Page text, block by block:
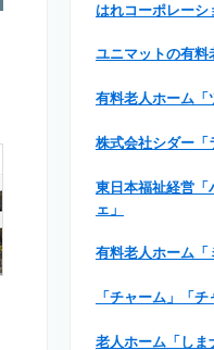
はれコーポレーシ
ユニマットの有料
有料老人ホーム「
株式会社シダー「
東日本福祉経営「
ェ」
有料老人ホーム「
「チャーム」「チ
老人ホーム「しま